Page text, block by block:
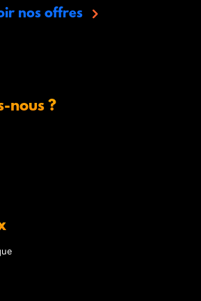
nos offres
nous ?